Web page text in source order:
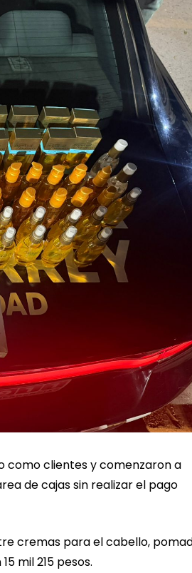
como clientes y comenzaron a
de cajas sin realizar el pago
cremas para el cabello,
mil 215 pesos.